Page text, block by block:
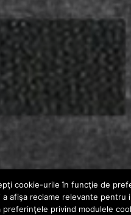
cookie-urile în funcţie de
reclame relevante pentru
privind modulele